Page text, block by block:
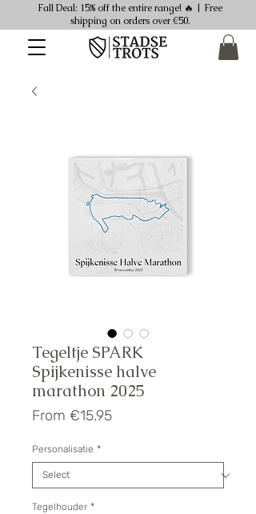
Fall Deal: 15% off the entire range! 🔥 | Free
shipping on orders over €50.
Tegeltje SPARK
Spijkenisse halve
marathon 2025
From €15.95Sale
Personalisatie *
Tegelhouder *